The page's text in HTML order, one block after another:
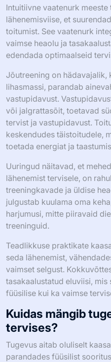
Intuitiivne vaatenurk
lähenemisviise, et
toitumist. See vaatenurk
vaimse heaolu ja
edendada optimaalseid
Jõutreening on hädavajalik,
lihasmassi, parandab
vastupidavust.
või jalgrattasõit, toetavad
tervist ja vastupidavust.
keskendudes täistoitudele,
toetada energiat ja
Uuringud näitavad, et
lähenemist tervisele, on
treeningkavade ja üldise
julgustab kuulama oma
harjumusi, mitte piiravaid
treeninguid.
Teadlikkuse praktikate
seda lähenemist,
vaimset selgust.
tasakaalustatud eluviisi,
füüsilise kui ka vaimse
Kuidas mängib
tervises?
Tugevus aitab oluliselt
parandades füüsilist